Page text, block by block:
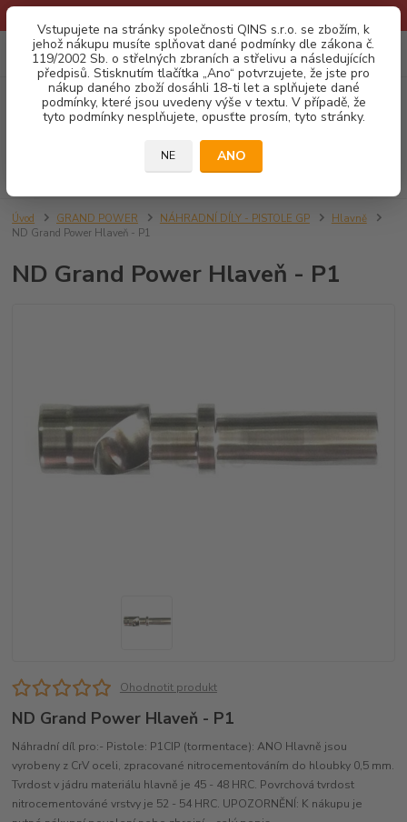
Vstupujete na stránky společnosti QINS s.r.o. se zbožím, k
jehož nákupu musíte splňovat dané podmínky dle zákona č.
119/2002 Sb. o střelných zbraních a střelivu a následujících
předpisů. Stisknutím tlačítka „Ano“ potvrzujete, že jste pro
nákup daného zboží dosáhli 18-ti let a splňujete dané
podmínky, které jsou uvedeny výše v textu. V případě, že
tyto podmínky nesplňujete, opusťte prosím, tyto stránky.
NE ANO
Menu
CZK 0
za0,00 Kč
Úvod GRAND POWER NÁHRADNÍ DÍLY - PISTOLE GP
Hlavně
ND Grand Power Hlaveň - P1
ND Grand Power Hlaveň - P1
Ohodnotit produkt
ND Grand Power Hlaveň - P1
Náhradní díl pro:- Pistole: P1CIP (tormentace): ANO Hlavně jsou
vyrobeny z CrV oceli, zpracované nitrocementováním do hloubky 0,5 mm.
Tvrdost v jádru materiálu hlavně je 45 - 48 HRC. Povrchová tvrdost
nitrocementováné vrstvy je 52 - 54 HRC. UPOZORNĚNÍ: K nákupu je